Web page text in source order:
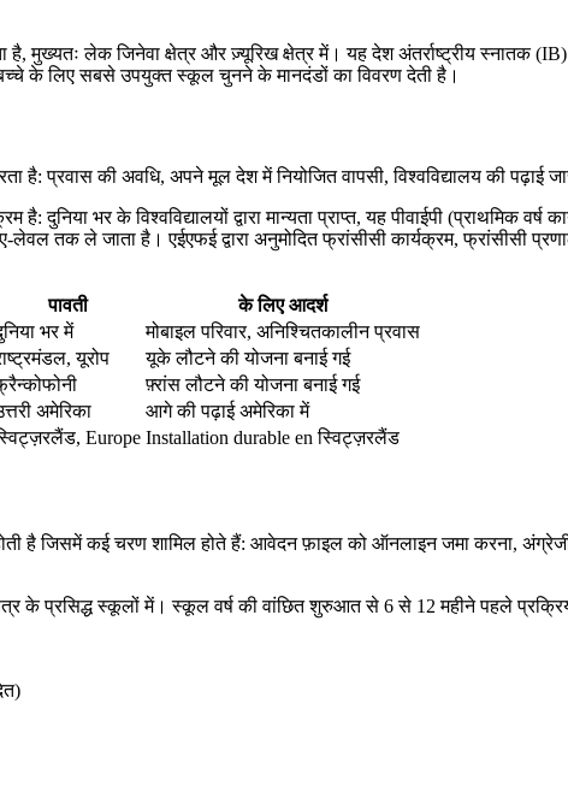
मुख्यतः लेक जिनेवा क्षेत्र और ज़्यूरिख क्षेत्र में। यह देश अंतर्राष्ट्रीय स्नातक (IB)
के लिए सबसे उपयुक्त स्कूल चुनने के मानदंडों का विवरण देती है।
है: प्रवास की अवधि, अपने मूल देश में नियोजित वापसी, विश्वविद्यालय की पढ़ाई
भर के विश्वविद्यालयों द्वारा मान्यता प्राप्त, यह पीवाईपी (प्राथमिक वर्ष
तक ले जाता है। एईएफई द्वारा अनुमोदित फ्रांसीसी कार्यक्रम, फ्रांसीसी
पावती
के लिए आदर्श
भर में
मोबाइल परिवार, अनिश्चितकालीन प्रवास
यूरोप
यूके लौटने की योजना बनाई गई
फ़्रांस लौटने की योजना बनाई गई
अमेरिका
आगे की पढ़ाई अमेरिका में
Europe Installation durable en स्विट्ज़रलैंड
है जिसमें कई चरण शामिल होते हैं: आवेदन फ़ाइल को ऑनलाइन जमा करना,
के प्रसिद्ध स्कूलों में। स्कूल वर्ष की वांछित शुरुआत से 6 से 12 महीने पहले